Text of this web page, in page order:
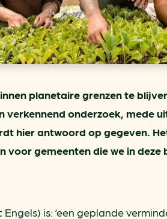
planetaire grenzen te
verkennend onderzoek, mede
hier antwoord op gegeven.
voor gemeenten die we in deze
is: ‘een geplande